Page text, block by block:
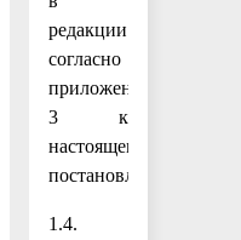
редакции
согласно
приложению
3 к
настоящему
постановлению;
1.4.